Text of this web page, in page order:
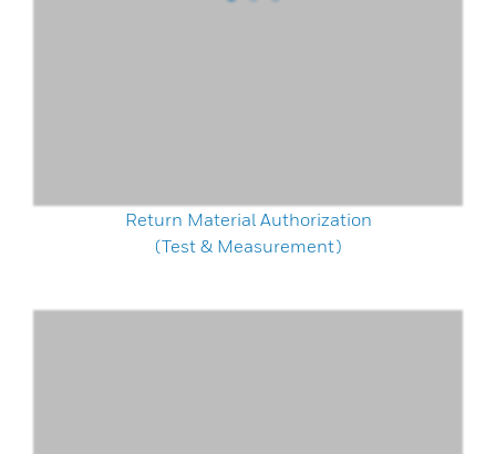
Return Material Authorization
(Test & Measurement)